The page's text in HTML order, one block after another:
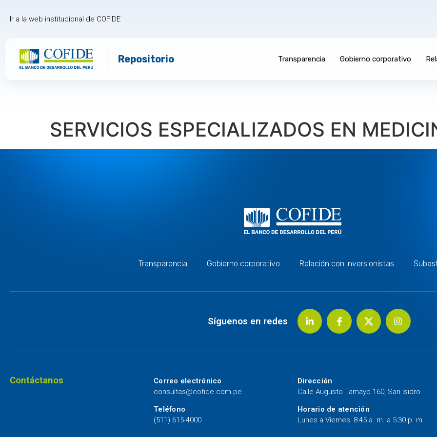
Ir a la web institucional de COFIDE
Repositorio Transparencia Gobierno corporativo
SERVICIOS ESPECIALIZADOS EN
Transparencia Gobierno corporativo Relación con inversionistas
Síguenos en redes
Contáctanos
Correo electrónico
consultas@cofide.com.pe
Teléfono
(511) 615-4000
Dirección
Calle Augusto Tamayo 160, San Isidro
Horario de atención
Lunes a Viernes: 8:45 a. m. a 5:30 p. m.